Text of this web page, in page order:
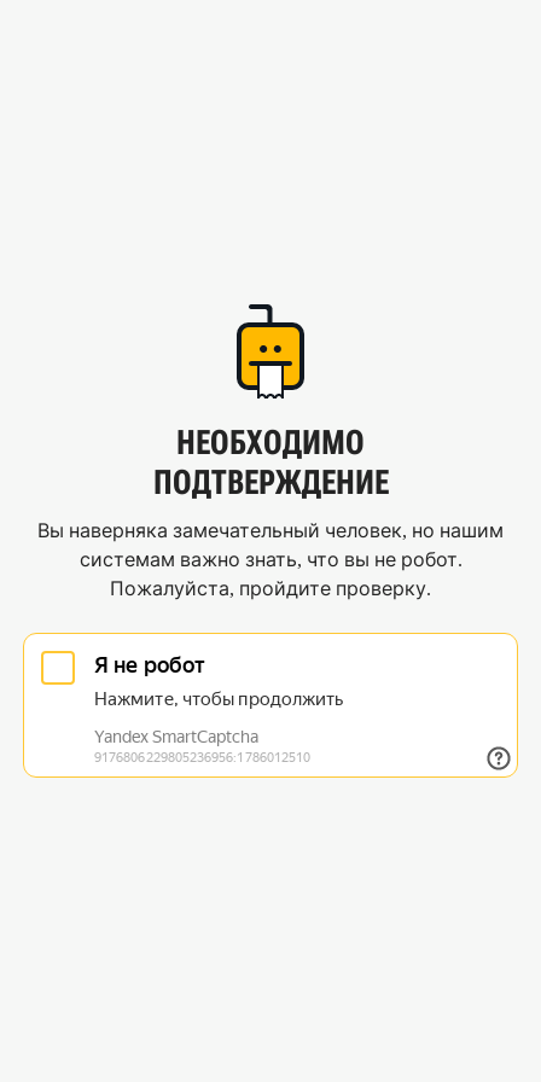
НЕОБХОДИМО
ПОДТВЕРЖДЕНИЕ
Вы наверняка замечательный человек, но нашим
системам важно знать, что вы не робот.
Пожалуйста, пройдите проверку.